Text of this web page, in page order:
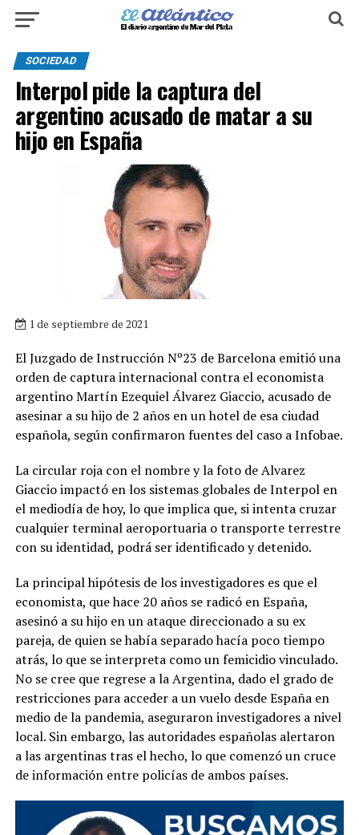
SOCIEDAD
Interpol pide la captura del
argentino acusado de matar a su
hijo en España
1 de septiembre de 2021
El Juzgado de Instrucción Nº23 de Barcelona emitió una
orden de captura internacional contra el economista
argentino Martín Ezequiel Álvarez Giaccio, acusado de
asesinar a su hijo de 2 años en un hotel de esa ciudad
española, según confirmaron fuentes del caso a Infobae.
La circular roja con el nombre y la foto de Alvarez
Giaccio impactó en los sistemas globales de Interpol en
el mediodía de hoy, lo que implica que, si intenta cruzar
cualquier terminal aeroportuaria o transporte terrestre
con su identidad, podrá ser identificado y detenido.
La principal hipótesis de los investigadores es que el
economista, que hace 20 años se radicó en España,
asesinó a su hijo en un ataque direccionado a su ex
pareja, de quien se había separado hacía poco tiempo
atrás, lo que se interpreta como un femicidio vinculado.
No se cree que regrese a la Argentina, dado el grado de
restricciones para acceder a un vuelo desde España en
medio de la pandemia, aseguraron investigadores a nivel
local. Sin embargo, las autoridades españolas alertaron
a las argentinas tras el hecho, lo que comenzó un cruce
de información entre policías de ambos países.